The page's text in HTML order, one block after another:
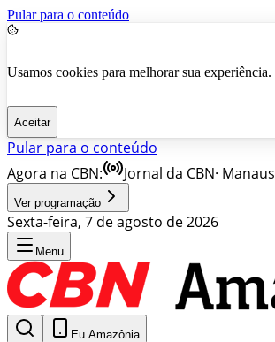
Pular para o conteúdo
Usamos cookies para melhorar sua experiência.
Aceitar
Pular para o conteúdo
Agora na CBN:
Jornal da CBN· Manaus
Ver programação
Sexta-feira, 7 de agosto de 2026
Menu
Eu Amazônia